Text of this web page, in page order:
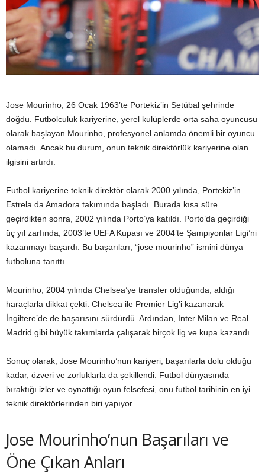
Jose Mourinho, 26 Ocak 1963’te Portekiz’in Setúbal şehrinde
doğdu. Futbolculuk kariyerine, yerel kulüplerde orta saha oyuncusu
olarak başlayan Mourinho, profesyonel anlamda önemli bir oyuncu
olamadı. Ancak bu durum, onun teknik direktörlük kariyerine olan
ilgisini artırdı.
Futbol kariyerine teknik direktör olarak 2000 yılında, Portekiz’in
Estrela da Amadora takımında başladı. Burada kısa süre
geçirdikten sonra, 2002 yılında Porto’ya katıldı. Porto’da geçirdiği
üç yıl zarfında, 2003’te UEFA Kupası ve 2004’te Şampiyonlar Ligi’ni
kazanmayı başardı. Bu başarıları, “jose mourinho” ismini dünya
futboluna tanıttı.
Mourinho, 2004 yılında Chelsea’ye transfer olduğunda, aldığı
haraçlarla dikkat çekti. Chelsea ile Premier Lig’i kazanarak
İngiltere’de de başarısını sürdürdü. Ardından, Inter Milan ve Real
Madrid gibi büyük takımlarda çalışarak birçok lig ve kupa kazandı.
Sonuç olarak, Jose Mourinho’nun kariyeri, başarılarla dolu olduğu
kadar, özveri ve zorluklarla da şekillendi. Futbol dünyasında
bıraktığı izler ve oynattığı oyun felsefesi, onu futbol tarihinin en iyi
teknik direktörlerinden biri yapıyor.
Jose Mourinho’nun Başarıları ve
Öne Çıkan Anları